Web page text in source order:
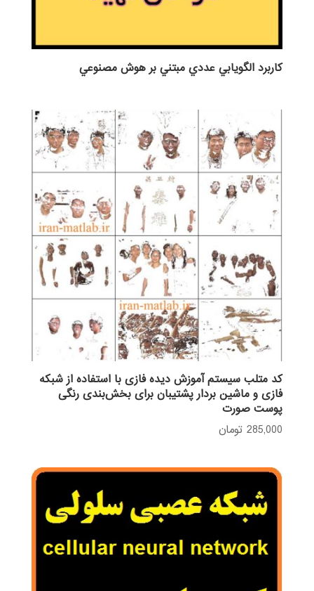
كاربرد الگويابي عددي مبتني بر هوش مصنوعي
کد متلب سیستم آموزش دیده فازی با استفاده از شبکه
فازی و ماشین بردار پشتیبان برای بخش‌بندی رنگی
پوست صورت
285,000 تومان